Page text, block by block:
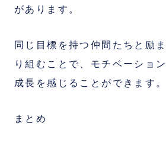
があります。
同じ目標を持つ仲間たちと励
り組むことで、モチベーショ
成長を感じることができます。
まとめ